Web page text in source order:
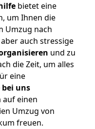
bietet eine
um Ihnen die
Umzug nach
auch stressige
und zu
die Zeit, um alles
eine
uns
auf einen
Umzug von
freuen.